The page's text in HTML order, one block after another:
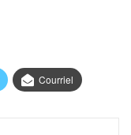
Courriel